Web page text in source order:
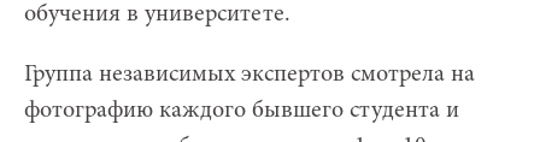
обучения в университете.
Группа независимых экспертов смотрела на
фотографию каждого бывшего студента и